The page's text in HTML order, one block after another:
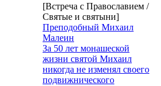
[Встреча с Православием /
Святые и святыни]
Преподобный Михаил
Малеин
За 50 лет монашеской
жизни святой Михаил
никогда не изменял своего
подвижнического